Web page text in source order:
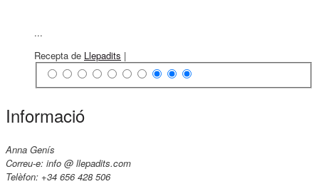
...
Recepta de Llepadits |
Informació
Anna Genís
Correu-e: info @ llepadits.com
Telèfon: +34 656 428 506